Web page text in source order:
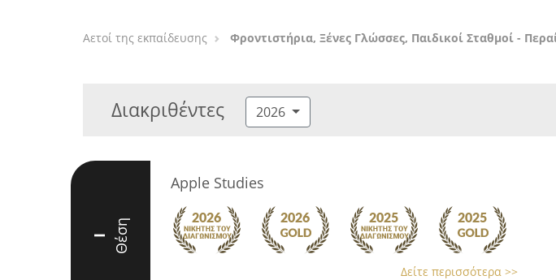
Αετοί της εκπαίδευσης Φροντιστήρια, Ξένες Γλώσσες, Παιδικοί Σταθμοί -
Διακριθέντες 2026
I Θέση
Apple Studies
Δείτε περισσότερα >>